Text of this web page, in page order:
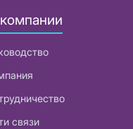
связи